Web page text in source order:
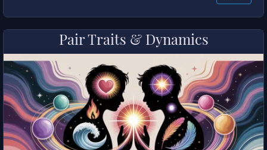
Pair Traits & Dynamics